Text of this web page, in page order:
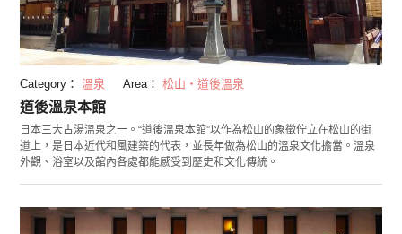
Category： 溫泉 Area： 松山・道後溫泉
道後溫泉本館
日本三大古湯溫泉之一。“道後溫泉本館”以作為松山的象徵佇立在松山的街
道上，是日本近代和風建築的代表，並長年做為松山的溫泉文化擔當。溫泉
外觀、浴室以及館內各處都能感受到歷史和文化傳統。